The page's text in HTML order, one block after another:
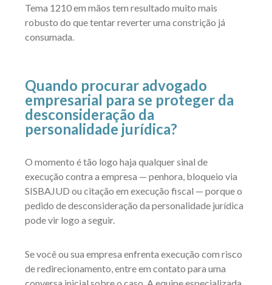
Tema 1210 em mãos tem resultado muito mais
robusto do que tentar reverter uma constrição já
consumada.
Quando procurar advogado
empresarial para se proteger da
desconsideração da
personalidade jurídica?
O momento é tão logo haja qualquer sinal de
execução contra a empresa — penhora, bloqueio via
SISBAJUD ou citação em execução fiscal — porque o
pedido de desconsideração da personalidade jurídica
pode vir logo a seguir.
Se você ou sua empresa enfrenta execução com risco
de redirecionamento, entre em contato para uma